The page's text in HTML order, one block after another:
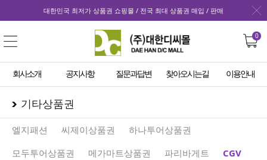
대한민국 최저가 상품권 쇼핑몰 / 전국 최대 상품권 매입 / 판매
0
회사소개 공지사항 질문과답변 찾아오시는길 이용안내
기타상품권
엘지패션 씨제이상품권
하나투어상품권
모두투어상품권
메가마트상품권 파리바게트 CGV